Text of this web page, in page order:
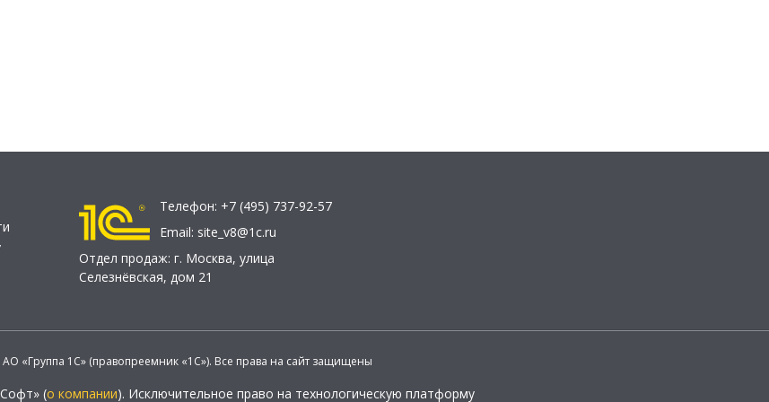
Телефон: +7 (495) 737-92-57
Email: site_v8@1c.ru
Отдел продаж: г. Москва, улица
Селезнёвская, дом 21
«Группа 1С» (правопреемник «1С»). Все права на сайт защищены
(о компании). Исключительное право на технологическую платформу